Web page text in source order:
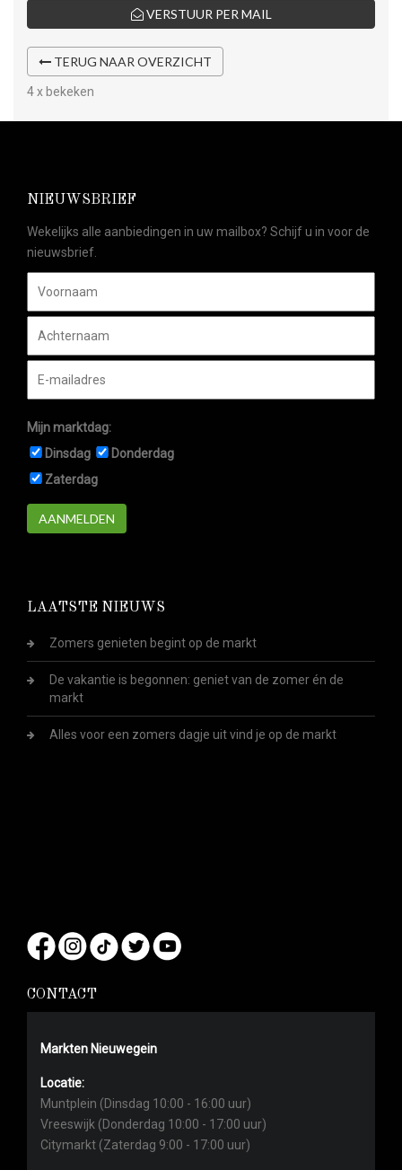
VERSTUUR PER MAIL
TERUG NAAR OVERZICHT
4 x bekeken
NIEUWSBRIEF
Wekelijks alle aanbiedingen in uw mailbox? Schijf u in voor de
nieuwsbrief.
Mijn marktdag:
Dinsdag
Donderdag
Zaterdag
AANMELDEN
LAATSTE NIEUWS
Zomers genieten begint op de markt
De vakantie is begonnen: geniet van de zomer én de
markt
Alles voor een zomers dagje uit vind je op de markt
CONTACT
Markten Nieuwegein
Locatie:
Muntplein (Dinsdag 10:00 - 16:00 uur)
Vreeswijk (Donderdag 10:00 - 17:00 uur)
Citymarkt (Zaterdag 9:00 - 17:00 uur)